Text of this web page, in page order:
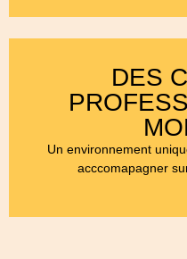
DES
Un environnement
acccomapagner